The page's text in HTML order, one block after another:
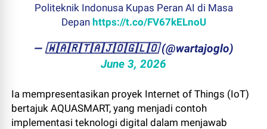
Politeknik Indonusa Kupas Peran AI di Masa
Depan https://t.co/FV67kELnoU
— ​🇼​​🇦​​🇷​​🇹​​🇦​​🇯​​🇴​​🇬​​🇱​​🇴 (@wartajoglo)
June 3, 2026
Ia mempresentasikan proyek Internet of Things (IoT)
bertajuk AQUASMART, yang menjadi contoh
implementasi teknologi digital dalam menjawab